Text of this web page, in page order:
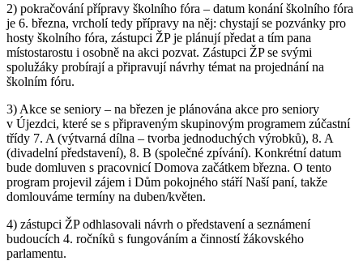
2) pokračování přípravy školního fóra – datum konání školního fóra
je 6. března, vrcholí tedy přípravy na něj: chystají se pozvánky pro
hosty školního fóra, zástupci ŽP je plánují předat a tím pana
místostarostu i osobně na akci pozvat. Zástupci ŽP se svými
spolužáky probírají a připravují návrhy témat na projednání na
školním fóru.
3) Akce se seniory – na březen je plánována akce pro seniory
v Újezdci, které se s připraveným skupinovým programem zúčastní
třídy 7. A (výtvarná dílna – tvorba jednoduchých výrobků), 8. A
(divadelní představení), 8. B (společné zpívání). Konkrétní datum
bude domluven s pracovnicí Domova začátkem března. O tento
program projevil zájem i Dům pokojného stáří Naší paní, takže
domlouváme termíny na duben/květen.
4) zástupci ŽP odhlasovali návrh o představení a seznámení
budoucích 4. ročníků s fungováním a činností žákovského
parlamentu.